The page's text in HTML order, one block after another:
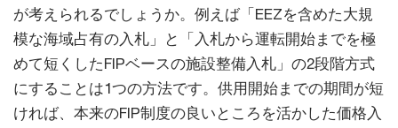
が考えられるでしょうか。例えば「EEZを含めた大規
模な海域占有の入札」と「入札から運転開始までを極
めて短くしたFIPベースの施設整備入札」の2段階方式
にすることは1つの方法です。供用開始までの期間が短
ければ、本来のFIP制度の良いところを活かした価格入